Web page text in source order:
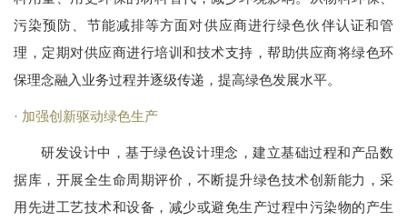
污染预防、节能减排等方面对供应商进行绿色伙伴认证和管
理，定期对供应商进行培训和技术支持，帮助供应商将绿色环
保理念融入业务过程并逐级传递，提高绿色发展水平。
加强创新驱动绿色生产
研发设计中，基于绿色设计理念，建立基础过程和产品数
据库，开展全生命周期评价，不断提升绿色技术创新能力，采
用先进工艺技术和设备，减少或避免生产过程中污染物的产生